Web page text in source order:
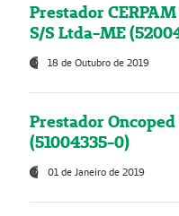
Prestador
S/S Ltda-ME
18 de Outubro de 2019
Prestador
(51004335-0)
01 de Janeiro de 2019